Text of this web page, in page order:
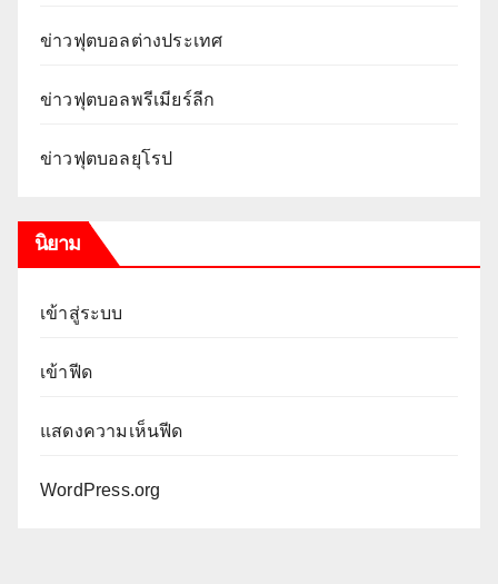
ข่าวฟุตบอลต่างประเทศ
ข่าวฟุตบอลพรีเมียร์ลีก
ข่าวฟุตบอลยุโรป
นิยาม
เข้าสู่ระบบ
เข้าฟีด
แสดงความเห็นฟีด
WordPress.org